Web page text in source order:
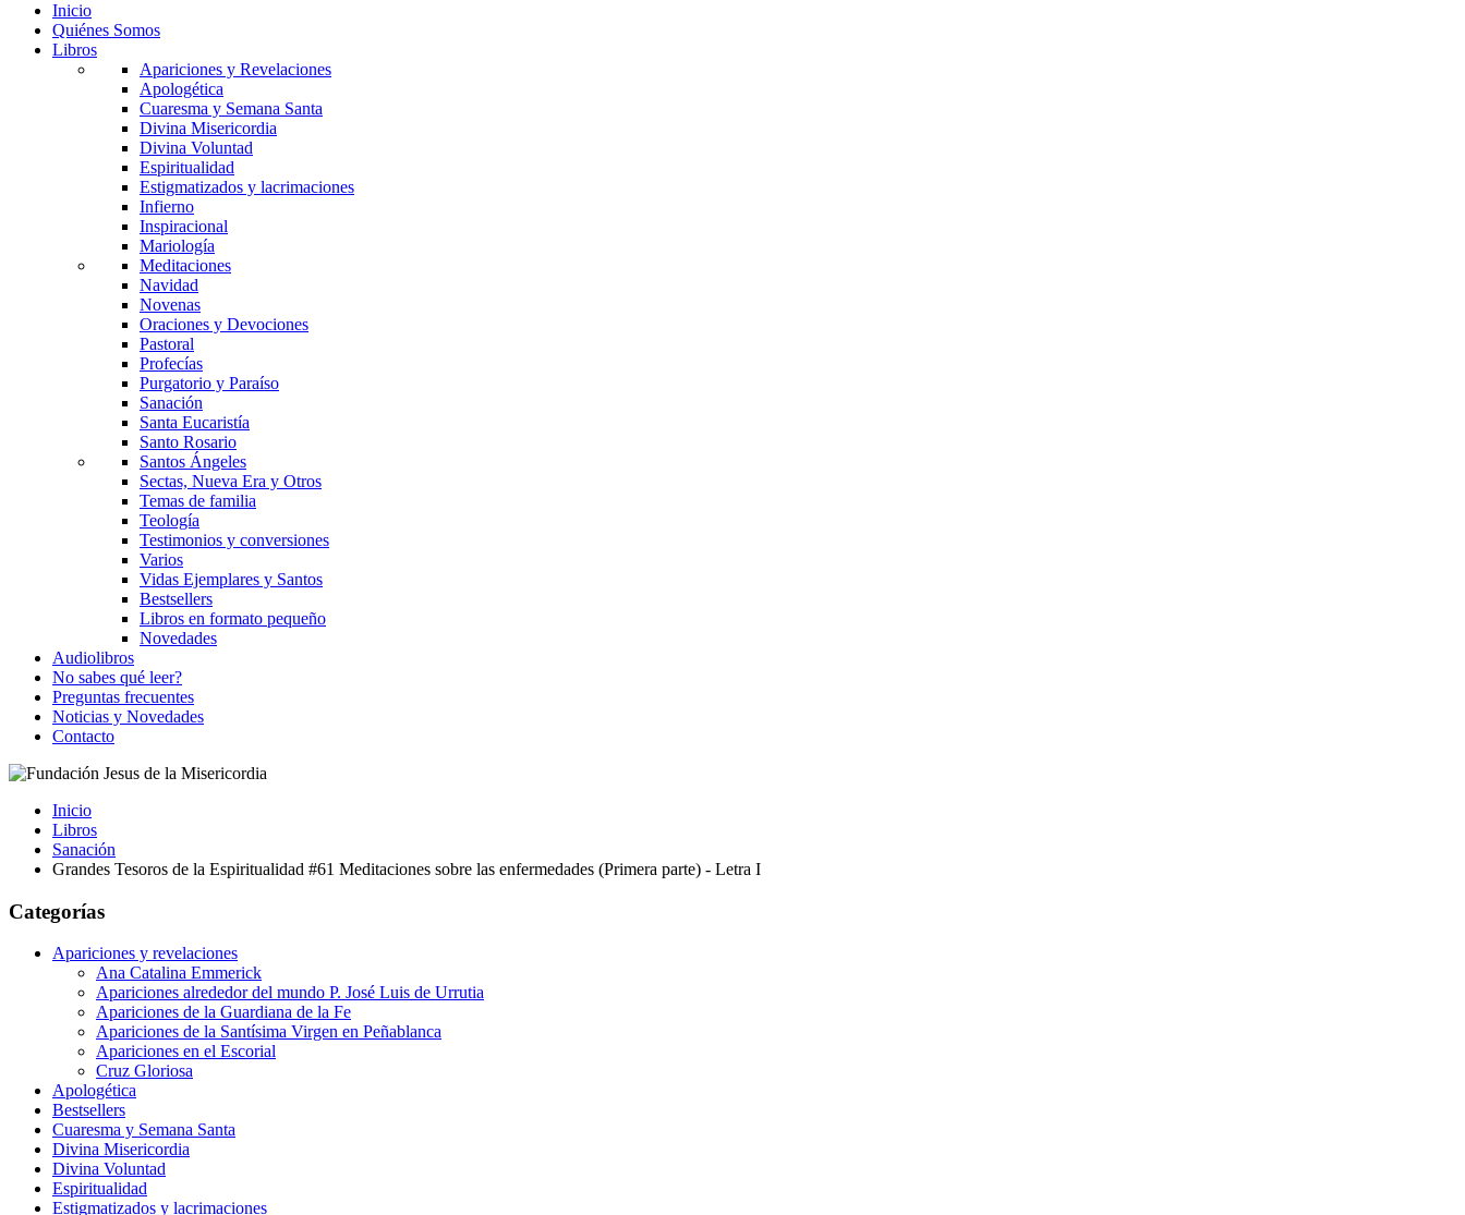
Inicio
Quiénes Somos
Libros
Apariciones y Revelaciones
Apologética
Cuaresma y Semana Santa
Divina Misericordia
Divina Voluntad
Espiritualidad
Estigmatizados y lacrimaciones
Infierno
Inspiracional
Mariología
Meditaciones
Navidad
Novenas
Oraciones y Devociones
Pastoral
Profecías
Purgatorio y Paraíso
Sanación
Santa Eucaristía
Santo Rosario
Santos Ángeles
Sectas, Nueva Era y Otros
Temas de familia
Teología
Testimonios y conversiones
Varios
Vidas Ejemplares y Santos
Bestsellers
Libros en formato pequeño
Novedades
Audiolibros
No sabes qué leer?
Preguntas frecuentes
Noticias y Novedades
Contacto
Inicio
Libros
Sanación
Grandes Tesoros de la Espiritualidad #61 Meditaciones sobre las enfermedades (Primera parte) - Letra I
Categorías
Apariciones y revelaciones
Ana Catalina Emmerick
Apariciones alrededor del mundo P. José Luis de Urrutia
Apariciones de la Guardiana de la Fe
Apariciones de la Santísima Virgen en Peñablanca
Apariciones en el Escorial
Cruz Gloriosa
Apologética
Bestsellers
Cuaresma y Semana Santa
Divina Misericordia
Divina Voluntad
Espiritualidad
Estigmatizados y lacrimaciones